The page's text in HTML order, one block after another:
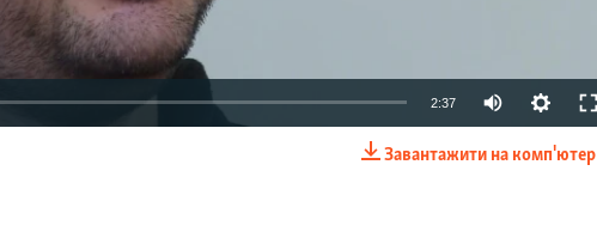
2:37
Завантажити на комп'ютер